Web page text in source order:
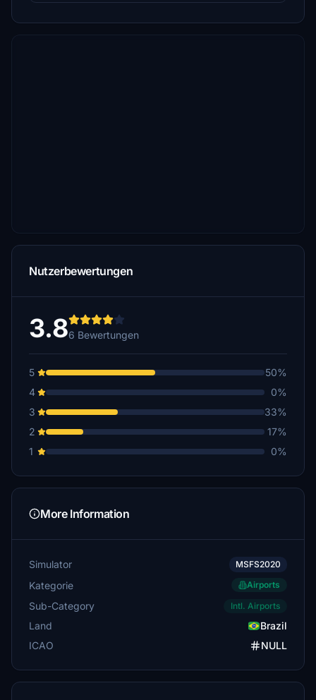
Nutzerbewertungen
3.86 Bewertungen
5
50%
4
0%
3
33%
2
17%
1
0%
More Information
Simulator MSFS2020
Kategorie Airports
Sub-Category Intl. Airports
Land
Brazil
ICAO
NULL